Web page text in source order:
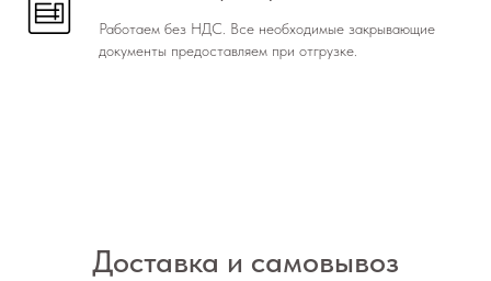
Работаем без НДС. Все необходимые закрывающие
документы предоставляем при отгрузке.
Доставка и самовывоз